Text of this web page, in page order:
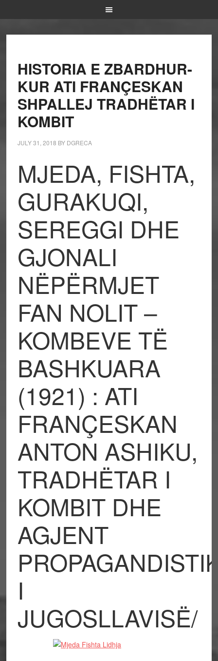
HISTORIA E ZBARDHUR-
KUR ATI FRANÇESKAN
SHPALLEJ TRADHËTAR I
KOMBIT
JULY 31, 2018 BY DGRECA
MJEDA, FISHTA,
GURAKUQI,
SEREGGI DHE
GJONALI
NËPËRMJET
FAN NOLIT –
KOMBEVE TË
BASHKUARA
(1921) : ATI
FRANÇESKAN
ANTON ASHIKU,
TRADHËTAR I
KOMBIT DHE
AGJENT
I
JUGOSLLAVISË/